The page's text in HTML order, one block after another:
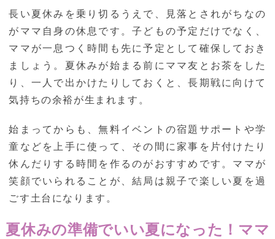
長い夏休みを乗り切るうえで、見落とされがちなの
がママ自身の休息です。子どもの予定だけでなく、
ママが一息つく時間も先に予定として確保しておき
ましょう。夏休みが始まる前にママ友とお茶をした
り、一人で出かけたりしておくと、長期戦に向けて
気持ちの余裕が生まれます。
始まってからも、無料イベントの宿題サポートや学
童などを上手に使って、その間に家事を片付けたり
休んだりする時間を作るのがおすすめです。ママが
笑顔でいられることが、結局は親子で楽しい夏を過
ごす土台になります。
夏休みの準備でいい夏になった！ママ